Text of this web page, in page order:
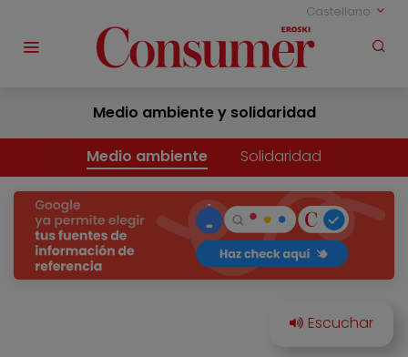
Castellano
Medio ambiente y solidaridad
Medio ambiente Solidaridad